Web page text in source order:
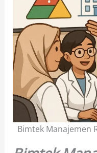
Bimtek Manajemen